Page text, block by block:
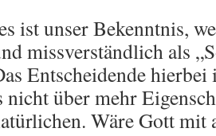
ist unser Bekenntnis,
missverständlich als
Entscheidende hierbei
nicht über mehr
Wäre Gott mit